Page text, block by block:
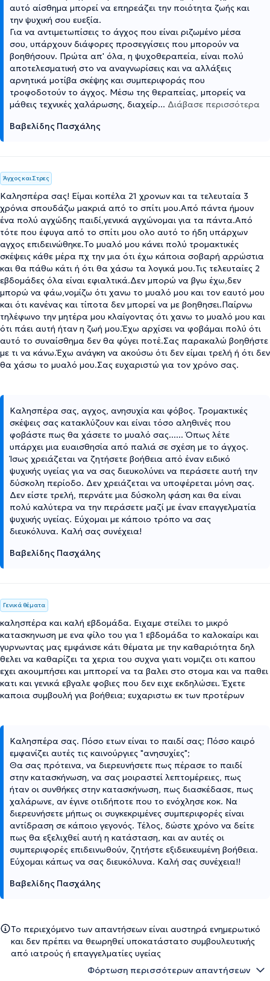
αυτό αίσθημα μπορεί να επηρεάζει την ποιότητα ζωής και
την ψυχική σου ευεξία.
Για να αντιμετωπίσεις το άγχος που είναι ριζωμένο μέσα
σου, υπάρχουν διάφορες προσεγγίσεις που μπορούν να
βοηθήσουν. Πρώτα απ' όλα, η ψυχοθεραπεία, είναι πολύ
αποτελεσματική στο να αναγνωρίσεις και να αλλάξεις
αρνητικά μοτίβα σκέψης και συμπεριφοράς που
τροφοδοτούν το άγχος. Μέσω της θεραπείας, μπορείς να
μάθεις τεχνικές χαλάρωσης, διαχείρ... Διάβασε περισσότερα
Βαβελίδης Πασχάλης
Άγχος και Στρες
Καλησπέρα σας! Είμαι κοπέλα 21 χρονων και τα τελευταία 3
χρόνια σπουδάζω μακριά από το σπίτι μου.Από πάντα ήμουν
ένα πολύ αγχώδης παιδί,γενικά αγχώνομαι για τα πάντα.Από
τότε που έφυγα από το σπίτι μου ολο αυτό το ήδη υπάρχων
αγχος επιδεινώθηκε.Το μυαλό μου κάνει πολύ τρομακτικές
σκέψεις κάθε μέρα πχ την μια ότι έχω κάποια σοβαρή αρρώστια
και θα πάθω κάτι ή ότι θα χάσω τα λογικά μου.Τις τελευταίες 2
εβδομάδες όλα είναι εφιαλτικά.Δεν μπορώ να βγω έχω,δεν
μπορώ να φάω,νομίζω ότι χανω το μυαλό μου και τον εαυτό μου
και ότι κανένας και τίποτα δεν μπορεί να με βοηθησει.Παίρνω
τηλέφωνο την μητέρα μου κλαίγοντας ότι χανω το μυαλό μου και
ότι πάει αυτή ήταν η ζωή μου.Έχω αρχίσει να φοβάμαι πολύ ότι
αυτό το συναίσθημα δεν θα φύγει ποτέ.Σας παρακαλώ βοηθήστε
με τι να κάνω.Έχω ανάγκη να ακούσω ότι δεν είμαι τρελή ή ότι δεν
θα χάσω το μυαλό μου.Σας ευχαριστώ για τον χρόνο σας.
Καλησπέρα σας, αγχος, ανησυχία και φόβος. Τρομακτικές
σκέψεις σας κατακλύζουν και είναι τόσο αληθινές που
φοβάστε πως θα χάσετε το μυαλό σας...... Όπως λέτε
υπάρχει μια ευαισθησία από παλιά σε σχέση με το άγχος.
Ίσως χρειάζεται να ζητήσετε βοήθεια από έναν ειδικό
ψυχικής υγείας για να σας διευκολύνει να περάσετε αυτή την
δύσκολη περίοδο. Δεν χρειάζεται να υποφέρεται μόνη σας.
Δεν είστε τρελή, περνάτε μια δύσκολη φάση και θα είναι
πολύ καλύτερα να την περάσετε μαζί με έναν επαγγελματία
ψυχικής υγείας. Εύχομαι με κάποιο τρόπο να σας
διευκόλυνα. Καλή σας συνέχεια!
Βαβελίδης Πασχάλης
Γενικά θέματα
καλησπέρα και καλή εβδομάδα. Ειχαμε στείλει το μικρό
κατασκηνωση με ενα φίλο του για 1 εβδομάδα το καλοκαίρι και
γυρνωντας μας εμφάνισε κάτι θέματα με την καθαριότητα δηλ
θελει να καθαρίζει τα χερια του συχνα γιατι νομιζει οτι καπου
εχει ακουμπήσει και μππορεί να τα βαλει στο στομα και να παθει
κατι και γενικά εβγαλε φοβιες που δεν ειχε εκδηλώσει. Έχετε
καποια συμβουλή για βοήθεια; ευχαριστω εκ των προτέρων
Καλησπέρα σας. Πόσο ετων είναι το παιδί σας; Πόσο καιρό
εμφανίζει αυτές τις καινούργιες "ανησυχίες";
Θα σας πρότεινα, να διερευνήσετε πως πέρασε το παιδί
στην κατασκήνωση, να σας μοιραστεί λεπτομέρειες, πως
ήταν οι συνθήκες στην κατασκήνωση, πως διασκέδασε, πως
χαλάρωνε, αν έγινε οτιδήποτε που το ενόχλησε κοκ. Να
διερευνήσετε μήπως οι συγκεκριμένες συμπεριφορές είναι
αντίδραση σε κάποιο γεγονός. Τέλος, δώστε χρόνο να δείτε
πως θα εξελιχθεί αυτή η κατάσταση, και αν αυτές οι
συμπεριφορές επιδεινωθούν, ζητήστε εξιδεικευμένη βοήθεια.
Εύχομαι κάπως να σας διευκόλυνα. Καλή σας συνέχεια!!
Βαβελίδης Πασχάλης
Το περιεχόμενο των απαντήσεων είναι αυστηρά ενημερωτικό
και δεν πρέπει να θεωρηθεί υποκατάστατο συμβουλευτικής
από ιατρούς ή επαγγελματίες υγείας
Φόρτωση περισσότερων απαντήσεων